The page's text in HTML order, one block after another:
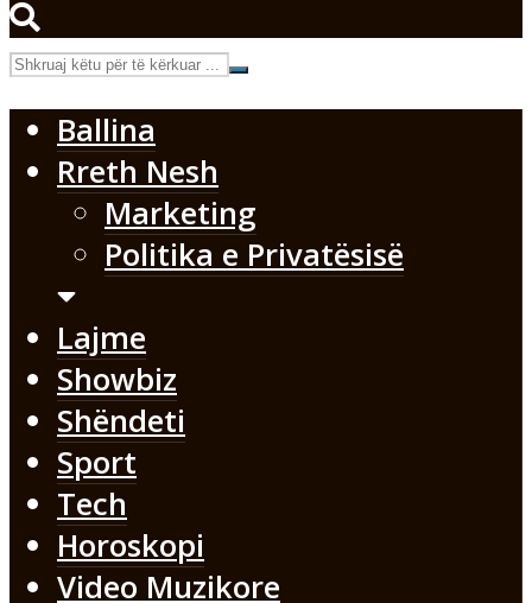
Ballina
Rreth Nesh
Marketing
Politika e Privatësisë
Lajme
Showbiz
Shëndeti
Sport
Tech
Horoskopi
Video Muzikore